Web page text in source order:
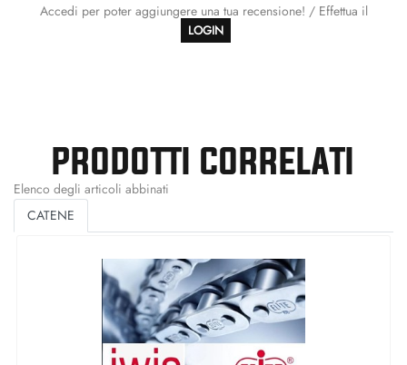
Accedi per poter aggiungere una tua recensione! / Effettua il
LOGIN
PRODOTTI CORRELATI
Elenco degli articoli abbinati
CATENE